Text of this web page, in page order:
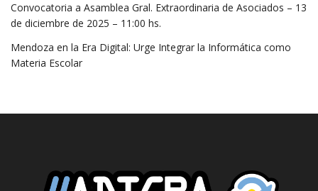
Convocatoria a Asamblea Gral. Extraordinaria de Asociados – 13
de diciembre de 2025 – 11:00 hs.
Mendoza en la Era Digital: Urge Integrar la Informática como
Materia Escolar